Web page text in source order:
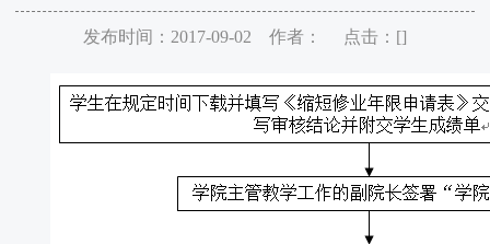
发布时间：2017-09-02 作者： 点击：[]